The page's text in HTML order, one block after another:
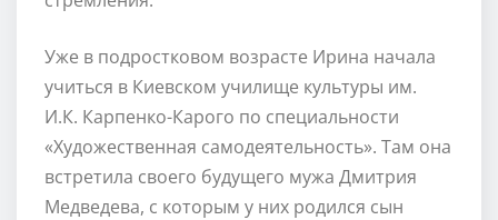
Уже в подростковом возрасте Ирина начала
учиться в Киевском училище культуры им.
И.К. Карпенко-Карого по специальности
«Художественная самодеятельность». Там она
встретила своего будущего мужа Дмитрия
Медведева, с которым у них родился сын